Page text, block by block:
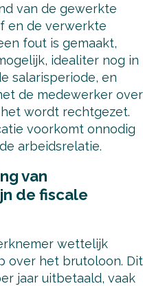
van de gewerkte
en de verwerkte
fout is gemaakt,
idealiter nog in
salarisperiode, en
de medewerker over
wordt rechtgezet.
voorkomt onnodig
arbeidsrelatie.
van
de fiscale
wettelijk
over het brutoloon. Dit
jaar uitbetaald, vaak